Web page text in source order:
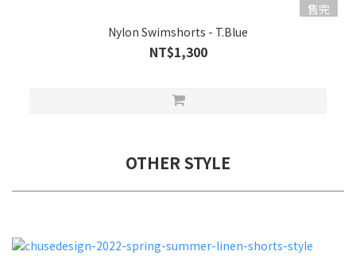
售完
Nylon Swimshorts - T.Blue
NT$1,300
OTHER STYLE